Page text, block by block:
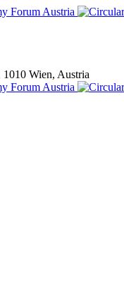
1010 Wien, Austria